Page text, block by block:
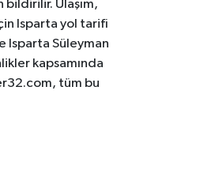
Ulaşım,
Isparta yol tarifi
Isparta Süleyman
kapsamında
tüm bu